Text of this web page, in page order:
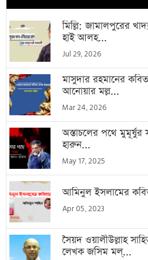
মিল্লি: জামালপুরের
হাই আলহ...
Jul 29, 2026
মাসুদার রহমানের
আনোয়ার মল্ল...
Mar 24, 2026
অস্তাচলের পথে
হারুন...
May 17, 2025
আমিনুল ইসলামের
Apr 05, 2023
সৈয়দ ওয়ালীউল্লাহ
লেখক জসিম মল্...